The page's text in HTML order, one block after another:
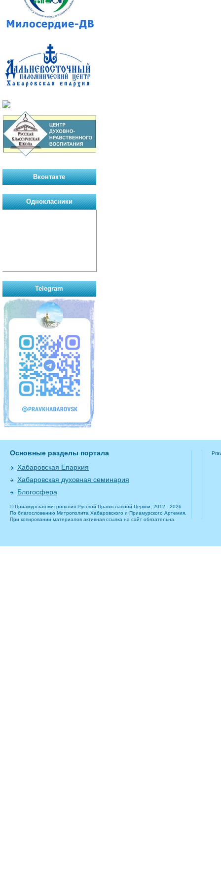
Вконтакте
Однокласники
Telegram
Основные разделы портала
Хабаровская Епархия
Хабаровская духовная семинария
Блогосфера
© Приамурская митрополия Русской Православной Церкви, 2012 - 2026
По благословению Митрополита Хабаровского и Приамурского Артемия.
При копировании материалов активная ссылка на сайт обязательна.